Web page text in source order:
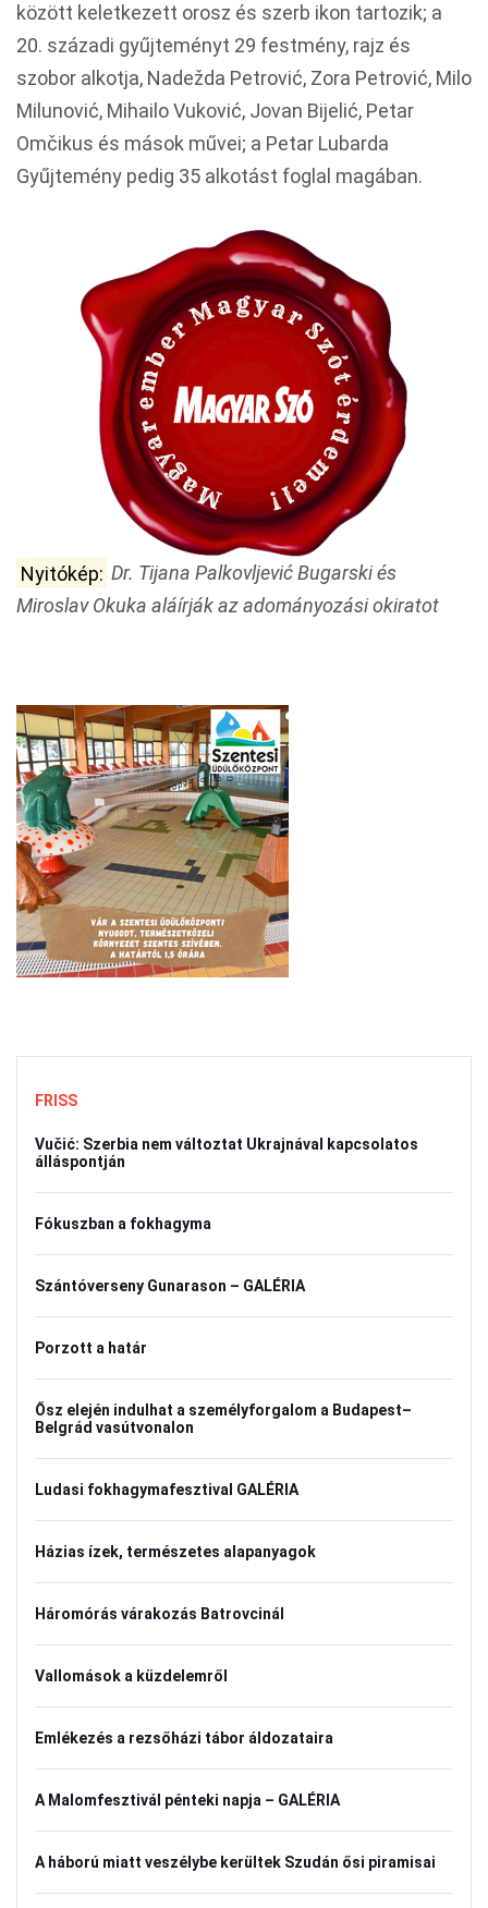
között keletkezett orosz és szerb ikon tartozik; a
20. századi gyűjteményt 29 festmény, rajz és
szobor alkotja, Nadežda Petrović, Zora Petrović, Milo
Milunović, Mihailo Vuković, Jovan Bijelić, Petar
Omčikus és mások művei; a Petar Lubarda
Gyűjtemény pedig 35 alkotást foglal magában.
Nyitókép: Dr. Tijana Palkovljević Bugarski és
Miroslav Okuka aláírják az adományozási okiratot
FRISS
Vučić: Szerbia nem változtat Ukrajnával kapcsolatos
álláspontján
Fókuszban a fokhagyma
Szántóverseny Gunarason – GALÉRIA
Porzott a határ
Ősz elején indulhat a személyforgalom a Budapest–
Belgrád vasútvonalon
Ludasi fokhagymafesztival GALÉRIA
Házias ízek, természetes alapanyagok
Háromórás várakozás Batrovcinál
Vallomások a küzdelemről
Emlékezés a rezsőházi tábor áldozataira
A Malomfesztivál pénteki napja – GALÉRIA
A háború miatt veszélybe kerültek Szudán ősi piramisai